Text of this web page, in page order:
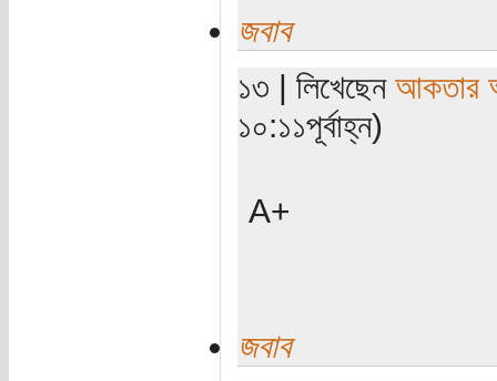
জবাব
১৩ | লিখেছেন আকতার
১০:১১পূর্বাহ্ন)
A+
জবাব